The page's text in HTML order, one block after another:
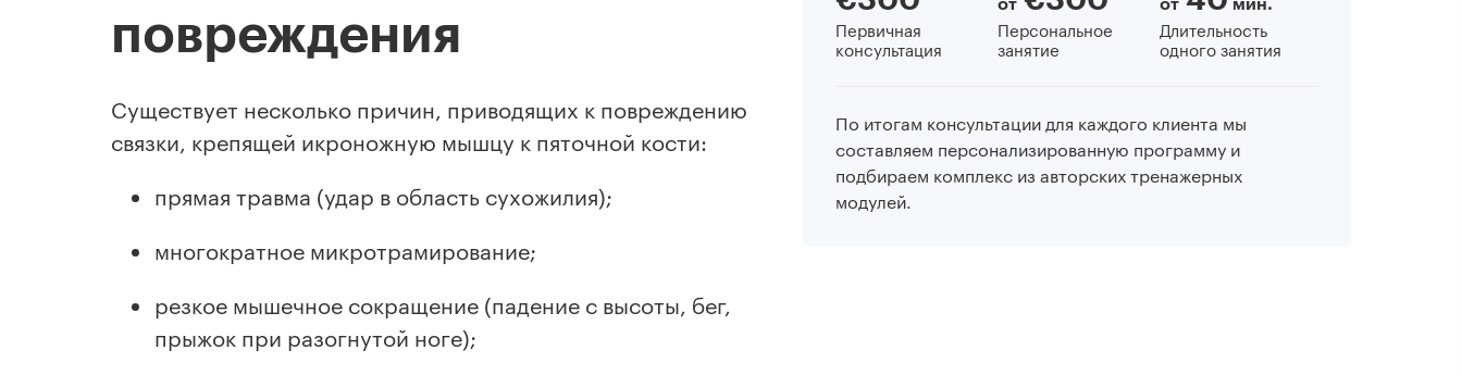
повреждения
Существует несколько причин, приводящих к повреждению
связки, крепящей икроножную мышцу к пяточной кости:
прямая травма (удар в область сухожилия);
многократное микротрамирование;
резкое мышечное сокращение (падение с высоты, бег,
прыжок при разогнутой ноге);
Первичная
консультация
Персональное
занятие
Длительность
одного занятия
По итогам консультации для каждого клиента мы
составляем персонализированную программу и
подбираем комплекс из авторских тренажерных
модулей.